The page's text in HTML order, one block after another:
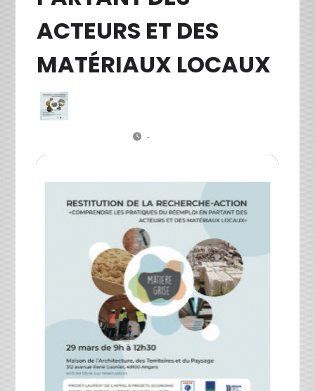
ACTEURS ET DES
MATÉRIAUX LOCAUX
-